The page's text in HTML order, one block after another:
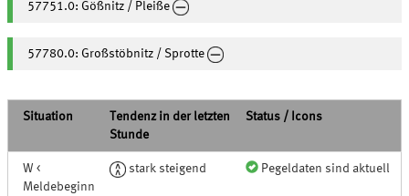
57751.0: Gößnitz / Pleiße
57780.0: Großstöbnitz / Sprotte
Situation
Tendenz in der letzten
Stunde
Status / Icons
W <
Meldebeginn
stark steigend Pegeldaten sind aktuell